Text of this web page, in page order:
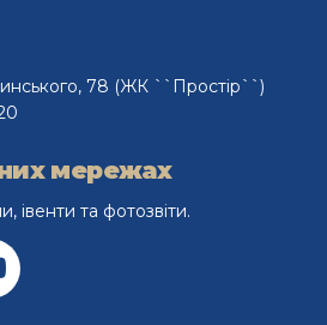
78 (ЖК ``Простір``)
мережах
івенти та фотозвіти.